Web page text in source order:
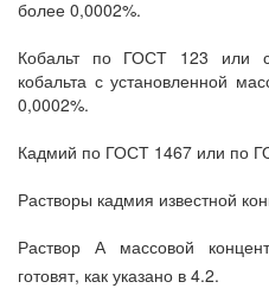
более 0,0002%.
Кобальт по ГОСТ 123 или
кобальта с установленной
0,0002%.
Кадмий по ГОСТ 1467 или по
Растворы кадмия известной
Раствор А массовой
готовят, как указано в 4.2.